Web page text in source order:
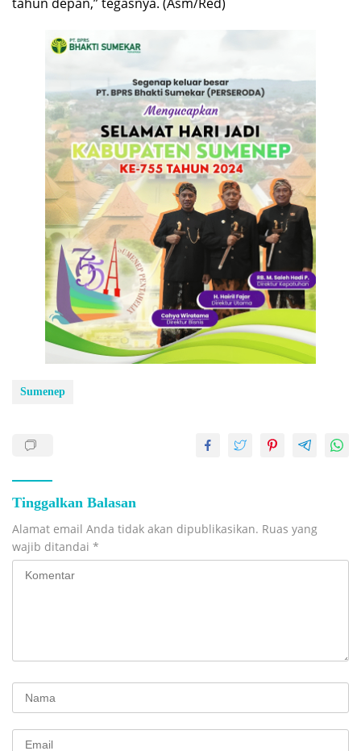
Sumenep
Tinggalkan Balasan
Alamat email Anda tidak akan dipublikasikan. Ruas yang
wajib ditandai *